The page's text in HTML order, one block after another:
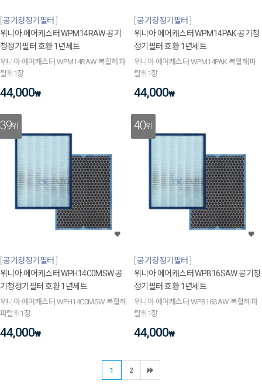
공기청정기필터
위니아 에어캐스터 WPM14RAW 공기
청정기필터 호환 1년세트
위니아 에어캐스터 WPM14RAW 복합헤파
탈취1장
44,000₩
공기청정기필터
위니아 에어캐스터 WPM14PAK 공기청
정기필터 호환 1년세트
위니아 에어캐스터 WPM14PAK 복합헤파
탈취1장
44,000₩
39위
공기청정기필터
위니아 에어캐스터 WPH14C0MSW 공
기청정기필터 호환 1년세트
위니아 에어캐스터 WPH14C0MSW 복합헤
파탈취1장
44,000₩
40위
공기청정기필터
위니아 에어캐스터 WPB16SAW 공기청
정기필터 호환 1년세트
위니아 에어캐스터 WPB16SAW 복합헤파
탈취1장
44,000₩
1 2